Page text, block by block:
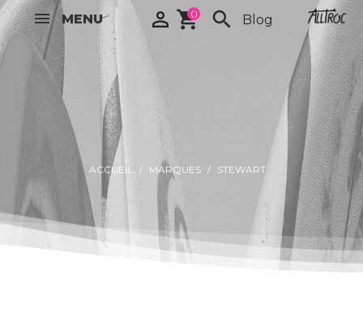
MENU  shopping_cart
0 search Blog
ACCUEIL MARQUES STEWART